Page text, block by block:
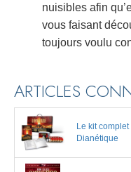
nuisibles afin
vous faisant
toujours voulu
ARTICLES
Le kit
Dianétique